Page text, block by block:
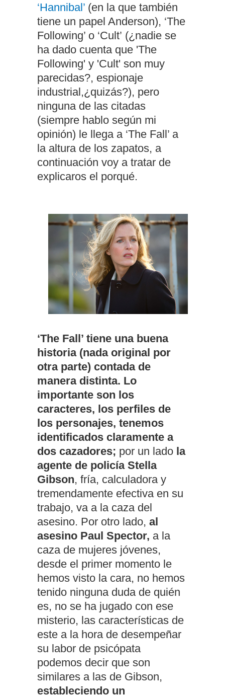
‘Hannibal’ (en la que también
tiene un papel Anderson), ‘The
Following’ o ‘Cult’ (¿nadie se
ha dado cuenta que 'The
Following' y 'Cult' son muy
parecidas?, espionaje
industrial,¿quizás?), pero
ninguna de las citadas
(siempre hablo según mi
opinión) le llega a ‘The Fall’ a
la altura de los zapatos, a
continuación voy a tratar de
explicaros el porqué.
‘The Fall’ tiene una buena
historia (nada original por
otra parte) contada de
manera distinta. Lo
importante son los
caracteres, los perfiles de
los personajes, tenemos
identificados claramente a
dos cazadores; por un lado la
agente de policía Stella
Gibson, fría, calculadora y
tremendamente efectiva en su
trabajo, va a la caza del
asesino. Por otro lado, al
asesino Paul Spector, a la
caza de mujeres jóvenes,
desde el primer momento le
hemos visto la cara, no hemos
tenido ninguna duda de quién
es, no se ha jugado con ese
misterio, las características de
este a la hora de desempeñar
su labor de psicópata
podemos decir que son
similares a las de Gibson,
estableciendo un